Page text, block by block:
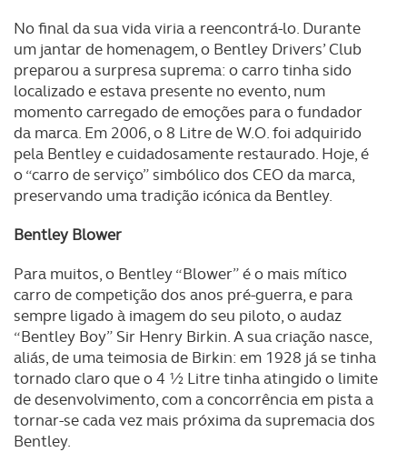
No final da sua vida viria a reencontrá-lo. Durante
um jantar de homenagem, o Bentley Drivers’ Club
preparou a surpresa suprema: o carro tinha sido
localizado e estava presente no evento, num
momento carregado de emoções para o fundador
da marca. Em 2006, o 8 Litre de W.O. foi adquirido
pela Bentley e cuidadosamente restaurado. Hoje, é
o “carro de serviço” simbólico dos CEO da marca,
preservando uma tradição icónica da Bentley.
Bentley Blower
Para muitos, o Bentley “Blower” é o mais mítico
carro de competição dos anos pré-guerra, e para
sempre ligado à imagem do seu piloto, o audaz
“Bentley Boy” Sir Henry Birkin. A sua criação nasce,
aliás, de uma teimosia de Birkin: em 1928 já se tinha
tornado claro que o 4 ½ Litre tinha atingido o limite
de desenvolvimento, com a concorrência em pista a
tornar-se cada vez mais próxima da supremacia dos
Bentley.